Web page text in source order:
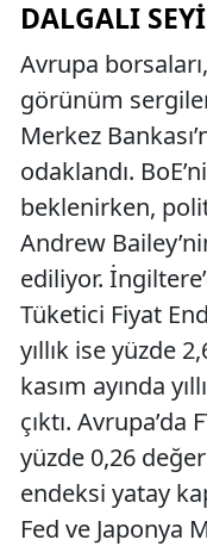
DALGALI
Avrupa
görünüm
Merkez
odaklandı.
beklenirken,
Andrew
ediliyor.
Tüketici Fiyat
yıllık ise yüzde
kasım ayında
çıktı. Avrupa’da
yüzde 0,26
endeksi yatay
Fed ve Japonya